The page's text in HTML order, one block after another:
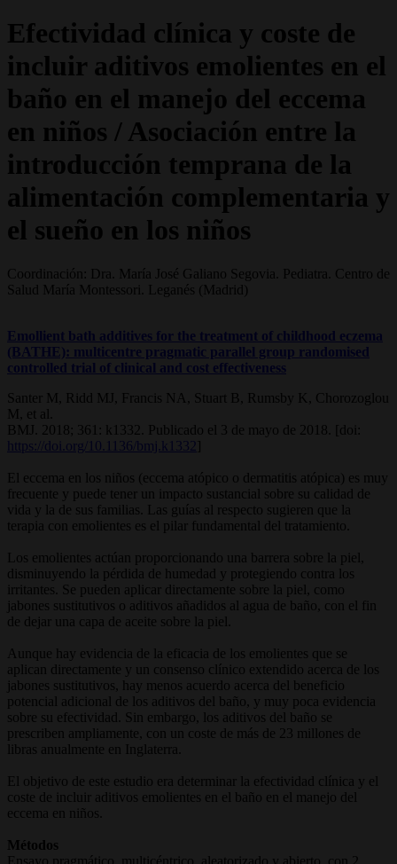
Efectividad clínica y coste de
incluir aditivos emolientes en el
baño en el manejo del eccema
en niños / Asociación entre la
introducción temprana de la
alimentación complementaria y
el sueño en los niños
Coordinación: Dra. María José Galiano Segovia. Pediatra. Centro de
Salud María Montessori. Leganés (Madrid)
Emollient bath additives for the treatment of childhood eczema
(BATHE): multicentre pragmatic parallel group randomised
controlled trial of clinical and cost effectiveness
Santer M, Ridd MJ, Francis NA, Stuart B, Rumsby K, Chorozoglou
M, et al.
BMJ. 2018; 361: k1332. Publicado el 3 de mayo de 2018. [doi:
https://doi.org/10.1136/bmj.k1332 ]
El eccema en los niños (eccema atópico o dermatitis atópica) es muy
frecuente y puede tener un impacto sustancial sobre su calidad de
vida y la de sus familias. Las guías al respecto sugieren que la
terapia con emolientes es el pilar fundamental del tratamiento.
Los emolientes actúan proporcionando una barrera sobre la piel,
disminuyendo la pérdida de humedad y protegiendo contra los
irritantes. Se pueden aplicar directamente sobre la piel, como
jabones sustitutivos o aditivos añadidos al agua de baño, con el fin
de dejar una capa de aceite sobre la piel.
Aunque hay evidencia de la eficacia de los emolientes que se
aplican directamente y un consenso clínico extendido acerca de los
jabones sustitutivos, hay menos acuerdo acerca del beneficio
potencial adicional de los aditivos del baño, y muy poca evidencia
sobre su efectividad. Sin embargo, los aditivos del baño se
prescriben ampliamente, con un coste de más de 23 millones de
libras anualmente en Inglaterra.
El objetivo de este estudio era determinar la efectividad clínica y el
coste de incluir aditivos emolientes en el baño en el manejo del
eccema en niños.
Métodos
Ensayo pragmático, multicéntrico, aleatorizado y abierto, con 2